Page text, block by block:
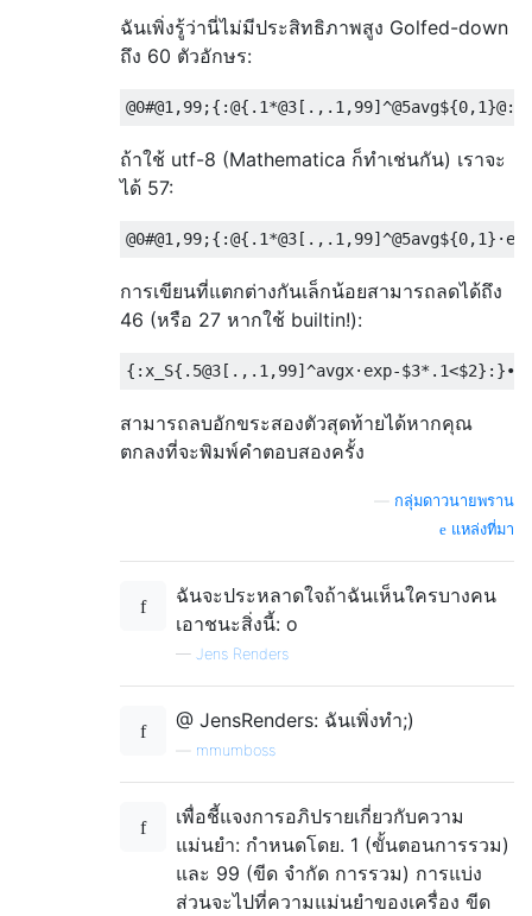
ฉันเพิ่งรู้ว่านี่ไม่มีประสิทธิภาพสูง Golfed-down
ถึง 60 ตัวอักษร:
ถ้าใช้ utf-8 (Mathematica ก็ทำเช่นกัน) เราจะ
ได้ 57:
การเขียนที่แตกต่างกันเล็กน้อยสามารถลดได้ถึง
46 (หรือ 27 หากใช้ builtin!):
สามารถลบอักขระสองตัวสุดท้ายได้หากคุณ
ตกลงที่จะพิมพ์คำตอบสองครั้ง
กลุ่มดาวนายพราน
แหล่งที่มา
ฉันจะประหลาดใจถ้าฉันเห็นใครบางคน
เอาชนะสิ่งนี้: o
— Jens Renders
@ JensRenders: ฉันเพิ่งทำ;)
mmumboss
เพื่อชี้แจงการอภิปรายเกี่ยวกับความ
แม่นยำ: กำหนดโดย. 1 (ขั้นตอนการรวม)
และ 99 (ขีด จำกัด การรวม) การแบ่ง
ส่วนจะไปที่ความแม่นยำของเครื่อง ขีด